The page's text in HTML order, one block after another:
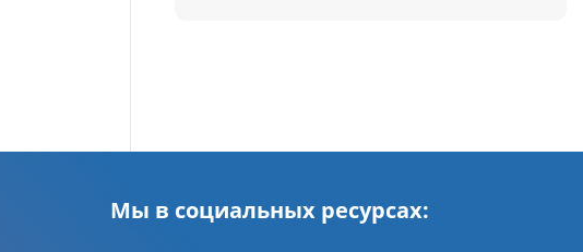
Мы в социальных ресурсах: